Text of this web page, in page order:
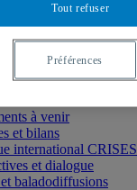
à venir
et bilans
international CRISES
et dialogue
baladodiffusions
Tout refuser
Préférences